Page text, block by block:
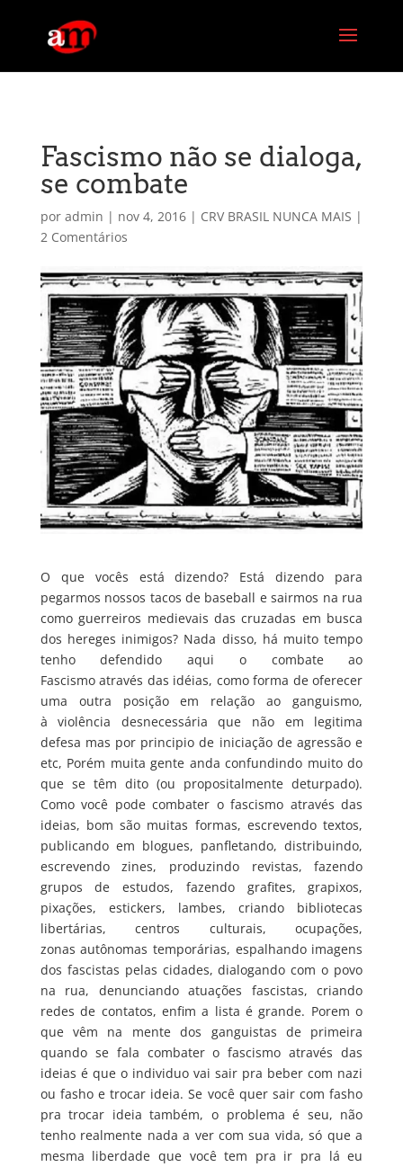
Fascismo não se dialoga,
se combate
por admin | nov 4, 2016| CRV BRASIL NUNCA MAIS |
2 Comentários
O que vocês está dizendo? Está dizendo para
pegarmos nossos tacos de baseball e sairmos na rua
como guerreiros medievais das cruzadas em busca
dos hereges inimigos? Nada disso, há muito tempo
tenho defendido aqui o combate ao
Fascismo através das idéias, como forma de oferecer
uma outra posição em relação ao ganguismo,
à violência desnecessária que não em legitima
defesa mas por principio de iniciação de agressão e
etc, Porém muita gente anda confundindo muito do
que se têm dito (ou propositalmente deturpado).
Como você pode combater o fascismo através das
ideias, bom são muitas formas, escrevendo textos,
publicando em blogues, panfletando, distribuindo,
escrevendo zines, produzindo revistas, fazendo
grupos de estudos, fazendo grafites, grapixos,
pixações, estickers, lambes, criando bibliotecas
libertárias, centros culturais, ocupações,
zonas autônomas temporárias, espalhando imagens
dos fascistas pelas cidades, dialogando com o povo
na rua, denunciando atuações fascistas, criando
redes de contatos, enfim a lista é grande. Porem o
que vêm na mente dos ganguistas de primeira
quando se fala combater o fascismo através das
ideias é que o individuo vai sair pra beber com nazi
ou fasho e trocar ideia. Se você quer sair com fasho
pra trocar ideia também, o problema é seu, não
tenho realmente nada a ver com sua vida, só que a
mesma liberdade que você tem pra ir pra lá eu